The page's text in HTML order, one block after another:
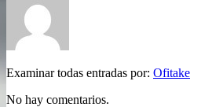
Examinar todas entradas por: Ofitake
No hay comentarios.